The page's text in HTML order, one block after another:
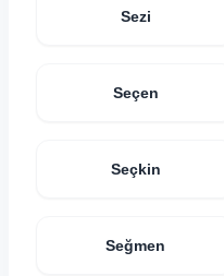
Sezi
Seçen
Seçkin
Seğmen